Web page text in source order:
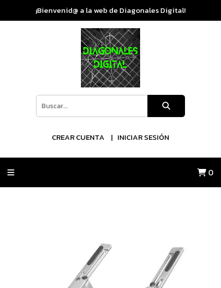
¡Bienvenid@ a la web de Diagonales Digital!
CREAR CUENTA INICIAR SESIÓN
0